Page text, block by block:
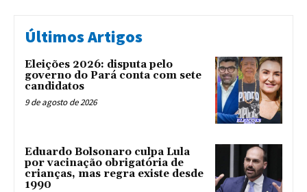
Últimos Artigos
Eleições 2026: disputa pelo
governo do Pará conta com sete
candidatos
9 de agosto de 2026
Eduardo Bolsonaro culpa Lula
por vacinação obrigatória de
crianças, mas regra existe desde
1990